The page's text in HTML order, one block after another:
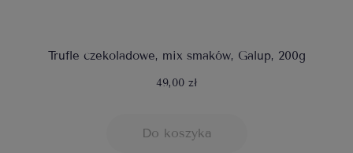
Trufle czekoladowe, mix smaków, Galup, 200g
49,00 zł
Do koszyka